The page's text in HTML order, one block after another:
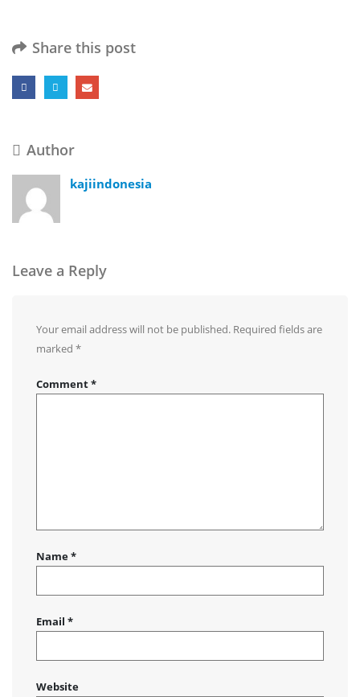
Share this post
Author
kajiindonesia
Leave a Reply
Your email address will not be published. Required fields are
marked *
Comment*
Name*
Email *
Website